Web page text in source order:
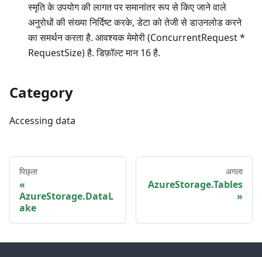
स्मृति के उपयोग की लागत पर समानांतर रूप से किए जाने वाले
अनुरोधों की संख्या निर्दिष्ट करके, डेटा को तेजी से डाउनलोड करने
का समर्थन करता है. आवश्यक मेमोरी (ConcurrentRequest *
RequestSize) है. डिफ़ॉल्ट मान 16 है.
Category
Accessing data
पिछ्ला
AzureStorage.DataL
ake
अगला
AzureStorage.Tables